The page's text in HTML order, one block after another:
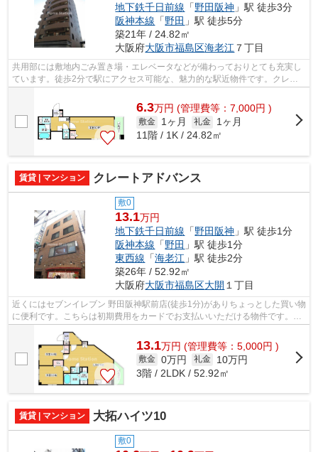
地下鉄千日前線 「野田阪神 」駅 徒歩3分
阪神本線 「野田 」駅 徒歩5分
築21年 / 24.82㎡
大阪府大阪市福島区海老江 ７丁目
共用部には敷地内ごみ置き場・エレベータなどが備わっておりとても充実し
ています。徒歩2分で駅にアクセス可能な、魅力的な駅近物件です。クレジ
ットカードで初期費用がお支払いいただ...
6.3万円 (管理費等：7,000円 )
敷金 1ヶ月 礼金
1ヶ月
11階 / 1K / 24.82㎡
賃貸 | マンション クレートアドバンス
敷0
13.1万円
地下鉄千日前線 「野田阪神 」駅 徒歩1分
阪神本線 「野田 」駅 徒歩1分
東西線 「海老江 」駅 徒歩2分
築26年 / 52.92㎡
大阪府大阪市福島区大開 １丁目
近くにはセブンイレブン 野田阪神駅前店(徒歩1分)がありちょっとした買い物
に便利です。こちらは初期費用をカードでお支払いいただける物件です。電
13.1万円 (管理費等：5,000円 )
敷金 0万円 礼金
10万円
3階 / 2LDK / 52.92㎡
賃貸 | マンション 大拓ハイツ10
敷0